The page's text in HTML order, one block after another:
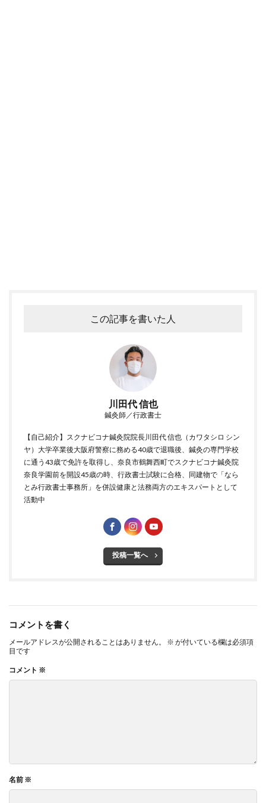
この記事を書いた人
川田代 信也
鍼灸師／行政書士
【自己紹介】スクナビコナ鍼灸院院長川田代 信也（カワタシロ シン
ヤ）大学卒業後大阪府警察に務める40歳で退職後、鍼灸の専門学校
に通う43歳で免許を取得し、奈良市鶴舞西町でスクナビコナ鍼灸院
奈良学園前を開設45歳の時、行政書士試験に合格、同建物で「なら
とみ行政書士事務所」を併設健康と法務両方のエキスパートとして
活動中
投稿一覧へ
コメントを書く
メールアドレスが公開されることはありません。 ※ が付いている欄は必須項
目です
コメント ※
名前 ※